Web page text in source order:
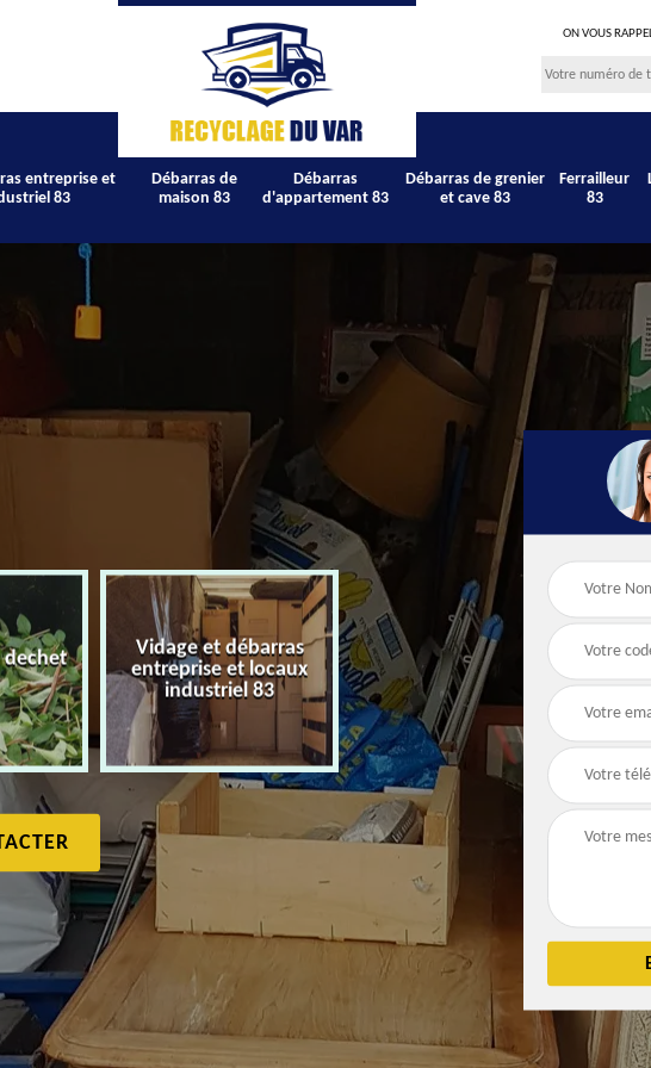
ON VOUS
entreprise et
83
Débarras de
maison 83
Débarras
d'appartement 83
Débarras de grenier
et cave 83
Ferrailleur
83
dechet
Vidage et débarras
entreprise et locaux
industriel 83
Débarras de maison 83